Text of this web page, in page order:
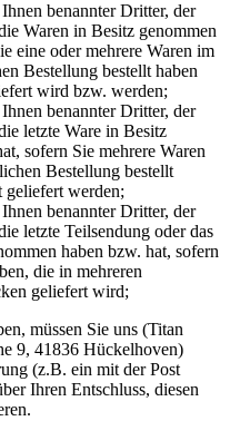
benannter Dritter, der
Waren in Besitz genommen
eine oder mehrere Waren im
Bestellung bestellt haben
wird bzw. werden;
benannter Dritter, der
letzte Ware in Besitz
sofern Sie mehrere Waren
Bestellung bestellt
geliefert werden;
benannter Dritter, der
letzte Teilsendung oder das
haben bzw. hat, sofern
die in mehreren
geliefert wird;
müssen Sie uns (Titan
9, 41836 Hückelhoven)
(z.B. ein mit der Post
Ihren Entschluss, diesen